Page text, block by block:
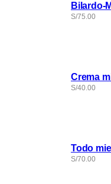
Bilardo-
S/75.00
Crema
S/40.00
Todo
S/70.00